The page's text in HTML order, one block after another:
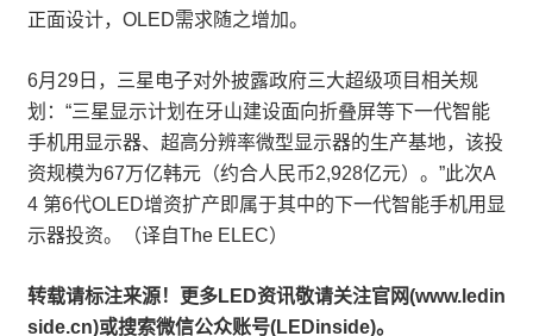
正面设计，OLED需求随之增加。
6月29日，三星电子对外披露政府三大超级项目相关规
划：“三星显示计划在牙山建设面向折叠屏等下一代智能
手机用显示器、超高分辨率微型显示器的生产基地，该投
资规模为67万亿韩元（约合人民币2,928亿元）。”此次A
4 第6代OLED增资扩产即属于其中的下一代智能手机用显
示器投资。（译自The ELEC）
转载请标注来源！更多LED资讯敬请关注官网(www.ledin
side.cn)或搜索微信公众账号(LEDinside)。